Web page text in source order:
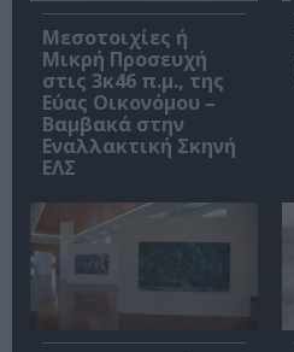
Μεσοτοιχίες ή
Μικρή Προσευχή
στις 3κ46 π.μ., της
Εύας Οικονόμου –
Βαμβακά στην
Εναλλακτική Σκηνή
ΕΛΣ